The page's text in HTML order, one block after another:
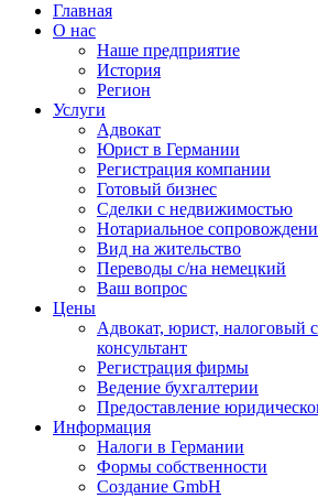
Главная
О нас
Наше предприятие
История
Регион
Услуги
Адвокат
Юрист в Германии
Регистрация компании
Готовый бизнес
Сделки с недвижимостью
Нотариальное
Вид на жительство
Переводы с/на немецкий
Ваш вопрос
Цены
Адвокат, юрист, налоговый
консультант
Регистрация фирмы
Ведение бухгалтерии
Предоставление
Информация
Налоги в Германии
Формы собственности
Создание GmbH